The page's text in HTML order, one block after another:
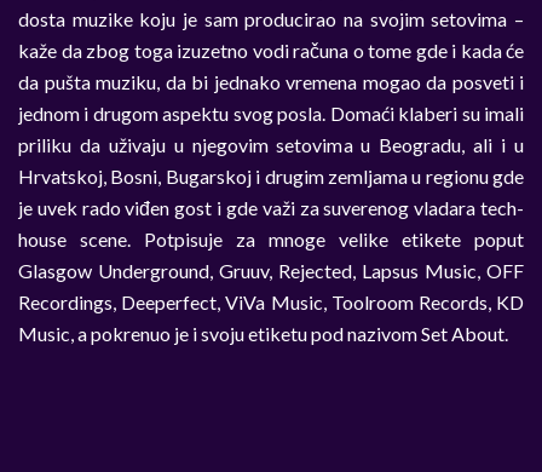
dosta muzike koju je sam producirao na svojim setovima –
kaže da zbog toga izuzetno vodi računa o tome gde i kada će
da pušta muziku, da bi jednako vremena mogao da posveti i
jednom i drugom aspektu svog posla. Domaći klaberi su imali
priliku da uživaju u njegovim setovima u Beogradu, ali i u
Hrvatskoj, Bosni, Bugarskoj i drugim zemljama u regionu gde
je uvek rado viđen gost i gde važi za suverenog vladara tech-
house scene. Potpisuje za mnoge velike etikete poput
Glasgow Underground, Gruuv, Rejected, Lapsus Music, OFF
Recordings, Deeperfect, ViVa Music, Toolroom Records, KD
Music, a pokrenuo je i svoju etiketu pod nazivom Set About.